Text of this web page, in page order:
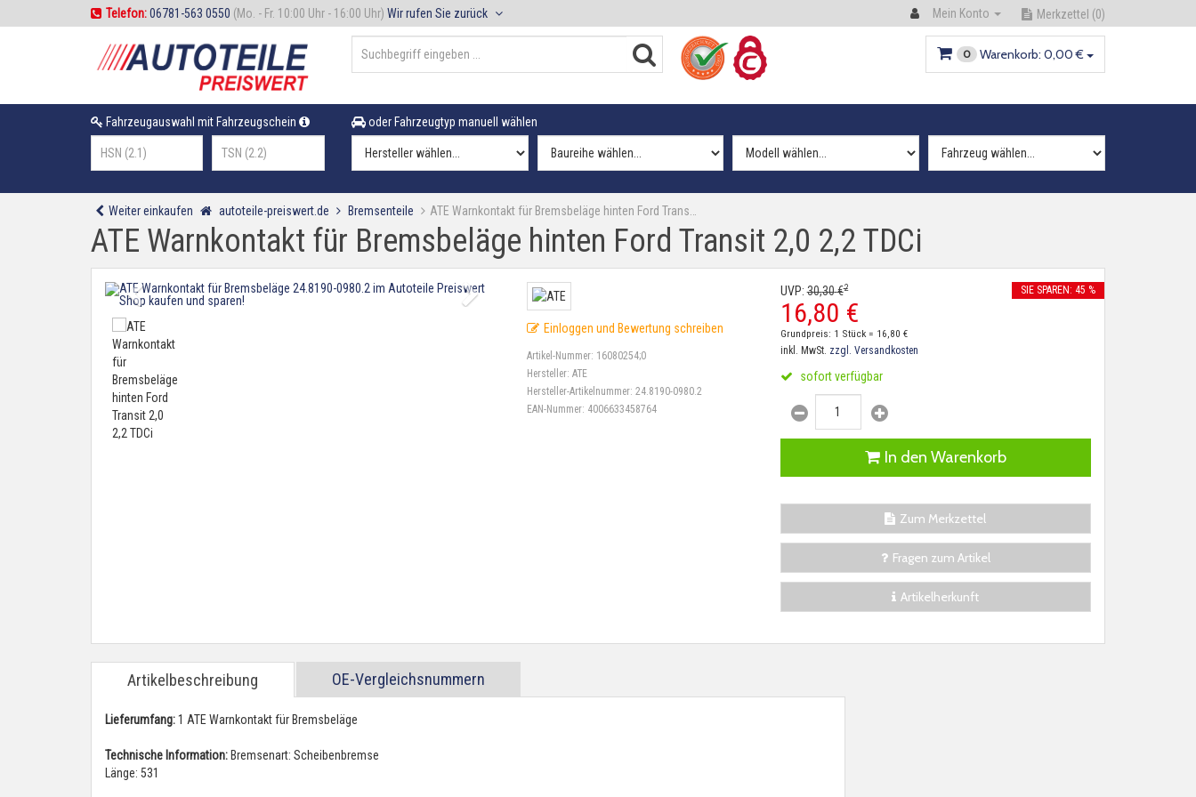
Telefon:06781-563 0550 (Mo. - Fr. 10:00 Uhr - 16:00 Uhr) Wir rufen Sie zurück Mein Konto Merkzettel (0)
0 Warenkorb: 0,00 €
Fahrzeugauswahl mit Fahrzeugschein oder Fahrzeugtyp manuell wählen
Weiter einkaufen autoteile-preiswert.de Bremsenteile ATE Warnkontakt für Bremsbeläge hinten Ford Trans…
ATE Warnkontakt für Bremsbeläge hinten Ford Transit 2,0 2,2 TDCi
Einloggen und Bewertung schreiben
Artikel-Nummer: 16080254;0
Hersteller:ATE
Hersteller-Artikelnummer:24.8190-0980.2
EAN-Nummer: 4006633458764
UVP:30,30€2
16,80 €
SIE SPAREN: 45 %
Grundpreis: 1 Stück = 16,80 €
inkl. MwSt. zzgl. Versandkosten
sofort verfügbar
In den Warenkorb
Zum Merkzettel
Fragen zum Artikel
Artikelherkunft
Artikelbeschreibung OE-Vergleichsnummern
Lieferumfang:1 ATE Warnkontakt für Bremsbeläge
Technische Information: Bremsenart: Scheibenbremse
Länge: 531